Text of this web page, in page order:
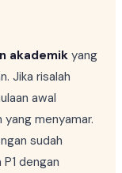
akademik yang
Jika risalah
awal
menyamar.
sudah
dengan